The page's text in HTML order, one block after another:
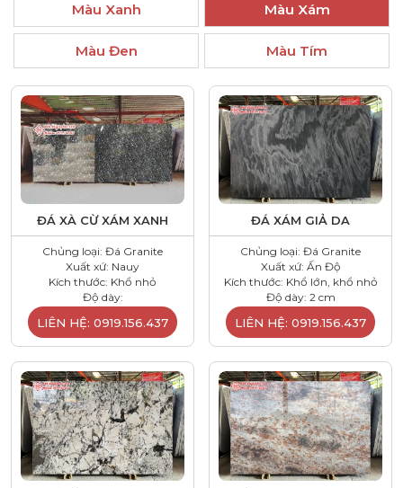
Màu Xanh Màu Xám
Màu Đen Màu Tím
ĐÁ XÀ CỪ XÁM XANH
Chủng loại: Đá Granite
Xuất xứ: Nauy
Kích thước: Khổ nhỏ
Độ dày:
LIÊN HỆ: 0919.156.437
ĐÁ XÁM GIẢ DA
Chủng loại: Đá Granite
Xuất xứ: Ấn Độ
Kích thước: Khổ lớn, khổ nhỏ
Độ dày: 2 cm
LIÊN HỆ: 0919.156.437